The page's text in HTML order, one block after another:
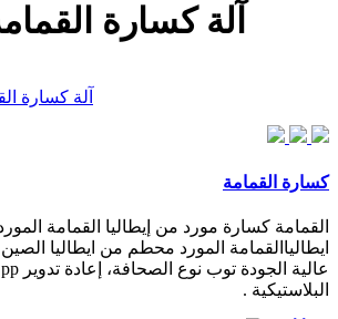
آلة كسارة
آلة كسارة
كسارة القمامة
القمامة كسارة مورد من إيطاليا القمامة
ايطالياالقمامة المورد محطم من ايطاليا
البلاستيكية .